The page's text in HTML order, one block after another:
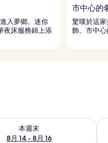
入夢鄉。迷你
夜床服務錦上添
市中心的
驚嘆於這
飾。市中心
本週末
8月 14 - 8月 16
月 14 - 8月 16) 的供應情況查